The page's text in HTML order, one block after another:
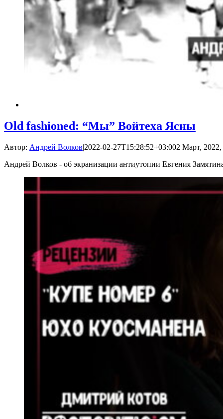
Old fashioned: “Мы” Войтеха Ясны
Автор: Андрей Волков|2022-02-27T15:28:52+03:002 Март, 2022,
Андрей Волков - об экранизации антиутопии Евгения